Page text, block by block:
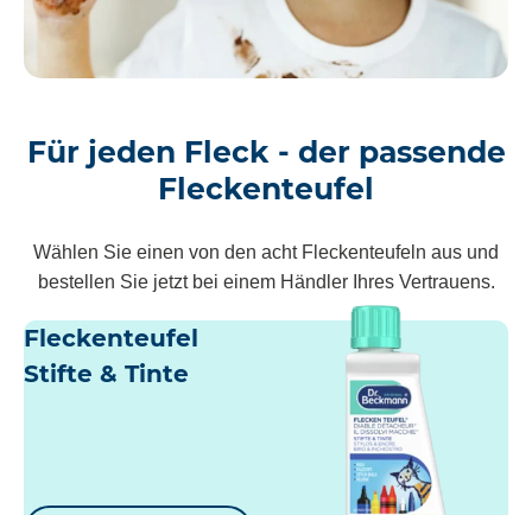
Für jeden Fleck - der passende
Fleckenteufel
Wählen Sie einen von den acht Fleckenteufeln aus und
bestellen Sie jetzt bei einem Händler Ihres Vertrauens.
Fleckenteufel
Stifte & Tinte